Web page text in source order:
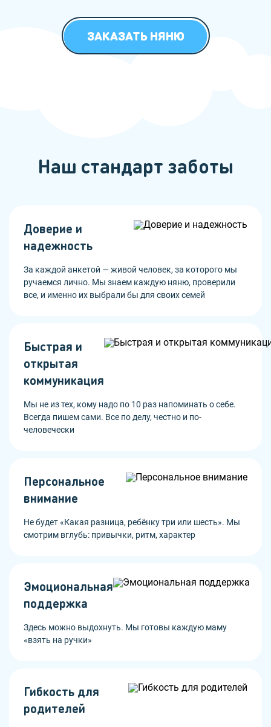
ЗАКАЗАТЬ НЯНЮ
Наш стандарт заботы
Доверие и
надежность
За каждой анкетой — живой человек, за которого мы
ручаемся лично. Мы знаем каждую няню, проверили
все, и именно их выбрали бы для своих семей
Быстрая и
открытая
коммуникация
Мы не из тех, кому надо по 10 раз напоминать о себе.
Всегда пишем сами. Все по делу, честно и по-
человечески
Персональное
внимание
Не будет «Какая разница, ребёнку три или шесть». Мы
смотрим вглубь: привычки, ритм, характер
Эмоциональная
поддержка
Здесь можно выдохнуть. Мы готовы каждую маму
«взять на ручки»
Гибкость для
родителей